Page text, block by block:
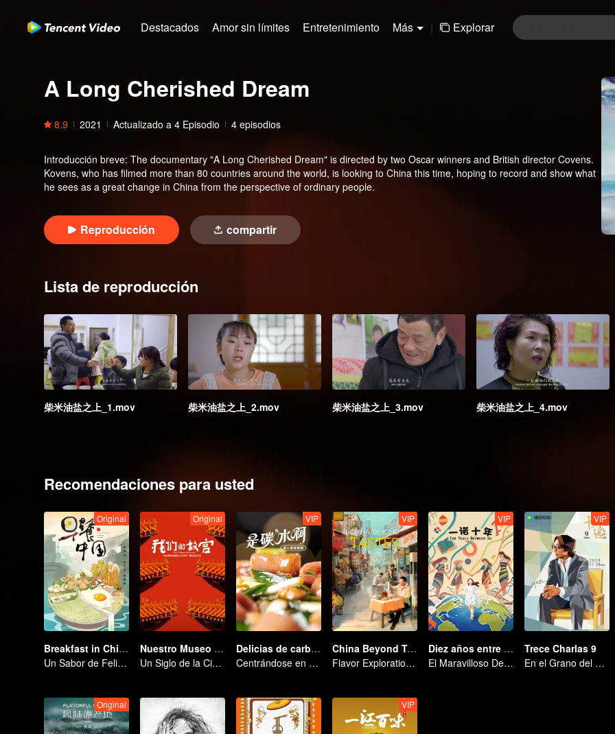
Destacados Amor sin límites Entretenimiento Más | Explorar
A Long Cherished Dream
8.9 2021 Actualizado a 4 Episodio 4 episodios
Introducción breve: The documentary "A Long Cherished Dream" is directed by two Oscar winners and British director Covens.
Kovens, who has filmed more than 80 countries around the world, is looking to China this time, hoping to record and show what
he sees as a great change in China from the perspective of ordinary people.
Reproducción compartir
Lista de reproducción
柴米油盐之上_1.mov 柴米油盐之上_2.mov 柴米油盐之上_3.mov 柴米油盐之上_4.mov
Recomendaciones para usted
Original
Breakfast in China
Un Sabor de Felicidad
Original
Nuestro Museo del Palacio
Un Siglo de la Ciudad Prohibida en una Mirada
VIP
Delicias de carbohidratos: colección de comidas irresistibles
Centrándose en el Atractivo de los Alimentos Básicos de Carbohidratos
VIP
China Beyond Tastes
Flavor Exploration Journey of Chen Xiaoqing
VIP
Diez años entre nosotros
El Maravilloso Destino de una Chica China con el Mundo
VIP
Trece Charlas 9
En el Grano del Mundo, En Busca de la Certeza
Original VIP